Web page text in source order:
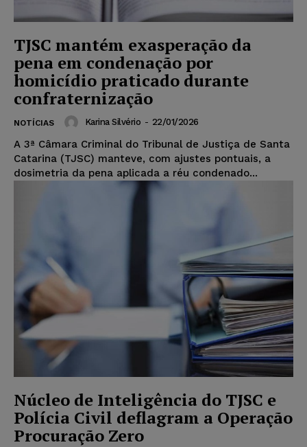
TJSC mantém exasperação da
pena em condenação por
homicídio praticado durante
confraternização
NOTÍCIAS Karina Silvério - 22/01/2026
A 3ª Câmara Criminal do Tribunal de Justiça de Santa
Catarina (TJSC) manteve, com ajustes pontuais, a
dosimetria da pena aplicada a réu condenado...
Núcleo de Inteligência do TJSC e
Polícia Civil deflagram a Operação
Procuração Zero